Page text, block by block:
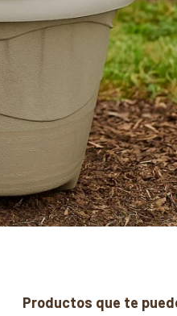
Productos que te